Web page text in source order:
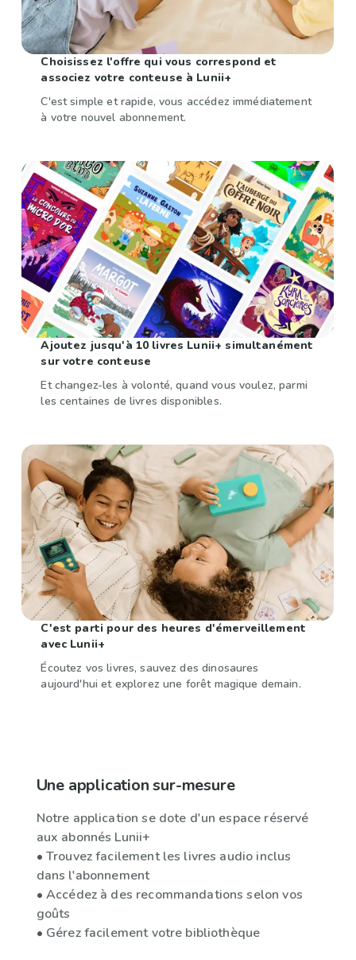
Choisissez l'offre qui vous correspond et
associez votre conteuse à Lunii+
C'est simple et rapide, vous accédez immédiatement
à votre nouvel abonnement.
Ajoutez jusqu'à 10 livres Lunii+ simultanément
sur votre conteuse
Et changez-les à volonté, quand vous voulez, parmi
les centaines de livres disponibles.
C'est parti pour des heures d'émerveillement
avec Lunii+
Écoutez vos livres, sauvez des dinosaures
aujourd'hui et explorez une forêt magique demain.
Une application sur-mesure
Notre application se dote d'un espace réservé
aux abonnés Lunii+
• Trouvez facilement les livres audio inclus
dans l'abonnement
• Accédez à des recommandations selon vos
goûts
• Gérez facilement votre bibliothèque